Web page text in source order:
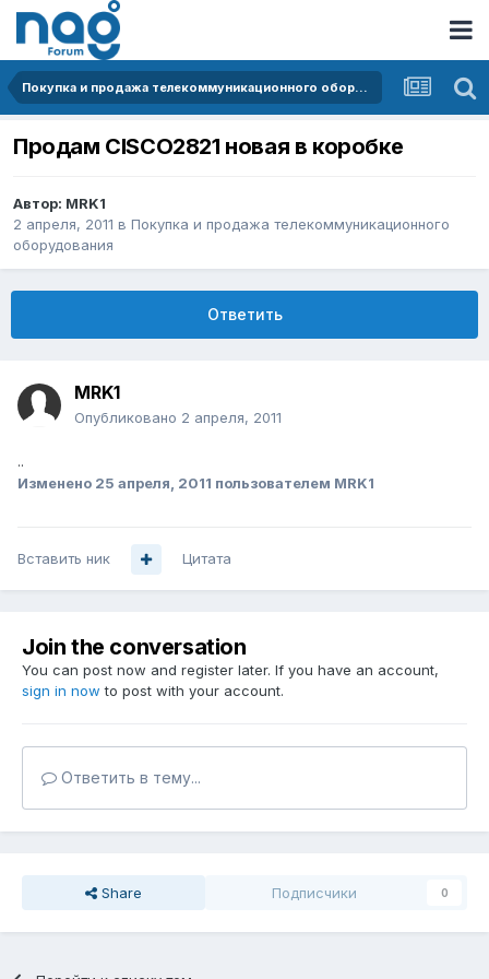
Покупка и продажа телекоммуникационного оборудования
Продам CISCO2821 новая в коробке
Автор: MRK1
2 апреля, 2011 в Покупка и продажа телекоммуникационного
оборудования
Ответить
MRK1
Опубликовано 2 апреля, 2011
..
Изменено 25 апреля, 2011 пользователем MRK1
Вставить ник Цитата
Join the conversation
You can post now and register later. If you have an account,
sign in now to post with your account.
Ответить в тему...
Share Подписчики 0